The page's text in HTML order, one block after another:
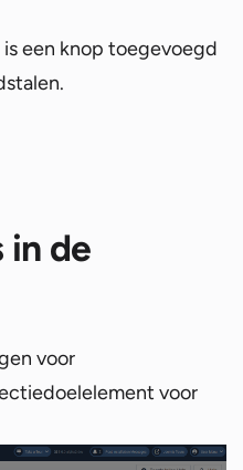
een knop toegevoegd
in de
voor
voor